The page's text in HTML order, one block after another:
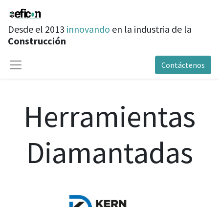
Desde el 2013 innovando en la industria de la
Construcción
Contáctenos
Herramientas
Diamantadas